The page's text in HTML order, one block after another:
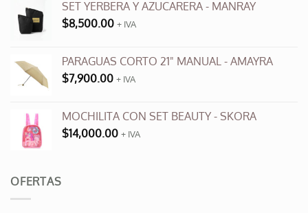
en
producto
SET YERBERA Y AZUCARERA - MANRAY
$8,500.00 + IVA
PARAGUAS CORTO 21" MANUAL - AMAYRA
$7,900.00 + IVA
MOCHILITA CON SET BEAUTY - SKORA
$14,000.00 + IVA
OFERTAS